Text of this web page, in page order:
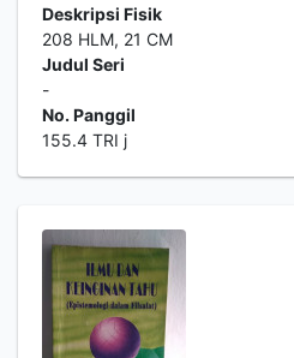
Deskripsi Fisik
208 HLM, 21 CM
Judul Seri
-
No. Panggil
155.4 TRI j